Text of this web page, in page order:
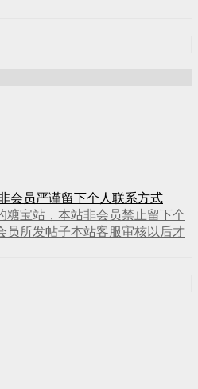
会员严谨留下个人联系方式
宝站，本站非会员禁止留下个
员所发帖子本站客服审核以后才